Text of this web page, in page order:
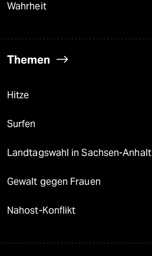
Wahrheit
Themen
Hitze
Surfen
Landtagswahl in Sachsen-Anhalt
Gewalt gegen Frauen
Nahost-Konflikt